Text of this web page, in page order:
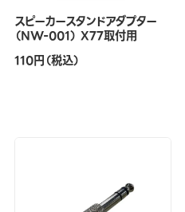
スピーカースタンドアダプター
（NW-001） X77取付用
110円（税込）